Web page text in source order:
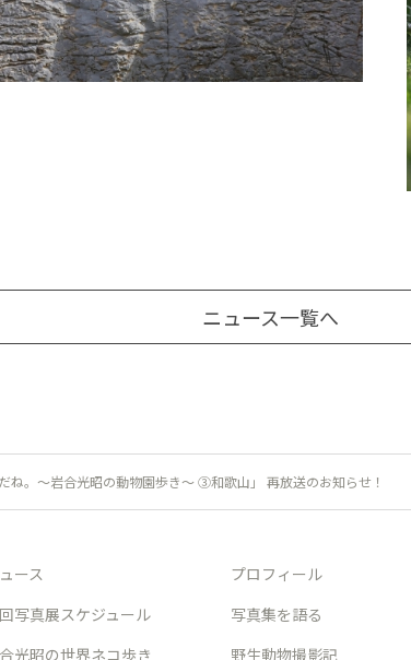
ニュース一覧へ
ね。〜岩合光昭の動物園歩き〜 ③和歌山」 再放送のお知らせ！
ース
写真展スケジュール
光昭の世界ネコ歩き
プロフィール
写真集を語る
野生動物撮影記